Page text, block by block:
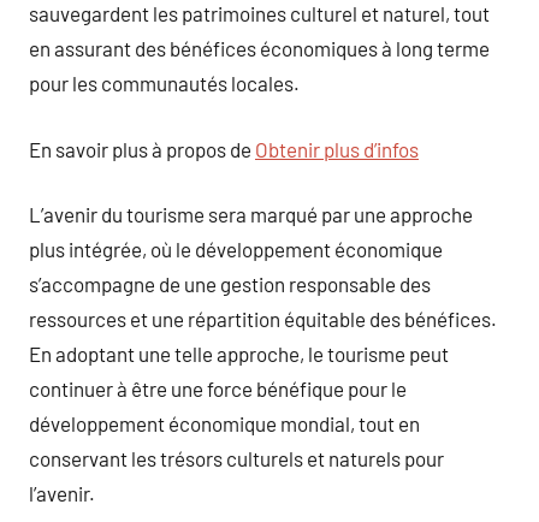
sauvegardent les patrimoines culturel et naturel, tout
en assurant des bénéfices économiques à long terme
pour les communautés locales.
En savoir plus à propos de Obtenir plus d’infos
L’avenir du tourisme sera marqué par une approche
plus intégrée, où le développement économique
s’accompagne de une gestion responsable des
ressources et une répartition équitable des bénéfices.
En adoptant une telle approche, le tourisme peut
continuer à être une force bénéfique pour le
développement économique mondial, tout en
conservant les trésors culturels et naturels pour
l’avenir.